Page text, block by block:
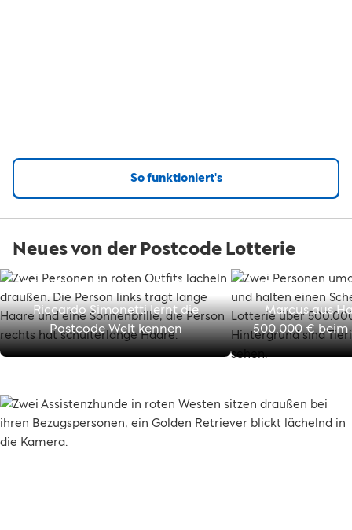
So funktioniert's
Neues von der Postcode Lotterie
23 – Die Glückwunsch-Show
Riccardo Simonetti lernt die
Postcode Welt kennen
"Oh mein
Marcus aus
500.000 €
0
9
8